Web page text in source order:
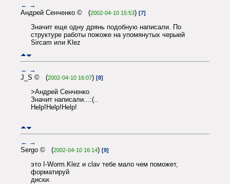
← →
Андрей Сенченко © (2002-04-10 15:53) [7]
Значит еще одну дрянь подобную написали. По
структуре работы пожоже на упомянутых черыей
Sircam или Klez
← →
J_S © (2002-04-10 16:07) [8]
>Андрей Сенченко
Значит написали...:(..
Help!Help!Help!
← →
Sergo © (2002-04-10 16:14) [9]
это I-Worm.Klez и clav тебе мало чем поможет,
форматируй
диски.